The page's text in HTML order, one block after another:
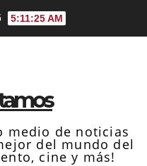
5:11:26 AM
medio de noticias
del mundo del
cine y más!